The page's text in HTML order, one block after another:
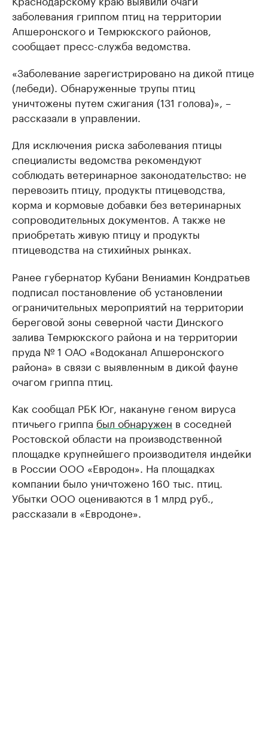
заболевания гриппом птиц на территории
Апшеронского и Темрюкского районов,
сообщает пресс-служба ведомства.
«Заболевание зарегистрировано на дикой птице
(лебеди). Обнаруженные трупы птиц
уничтожены путем сжигания (131 голова)», –
рассказали в управлении.
Для исключения риска заболевания птицы
специалисты ведомства рекомендуют
соблюдать ветеринарное законодательство: не
перевозить птицу, продукты птицеводства,
корма и кормовые добавки без ветеринарных
сопроводительных документов. А также не
приобретать живую птицу и продукты
птицеводства на стихийных рынках.
Ранее губернатор Кубани Вениамин Кондратьев
подписал постановление об установлении
ограничительных мероприятий на территории
береговой зоны северной части Динского
залива Темрюкского района и на территории
пруда № 1 ОАО «Водоканал Апшеронского
района» в связи с выявленным в дикой фауне
очагом гриппа птиц.
Как сообщал РБК Юг, накануне геном вируса
птичьего гриппа был обнаружен в соседней
Ростовской области на производственной
площадке крупнейшего производителя индейки
в России ООО «Евродон». На площадках
компании было уничтожено 160 тыс. птиц.
Убытки ООО оцениваются в 1 млрд руб.,
рассказали в «Евродоне».